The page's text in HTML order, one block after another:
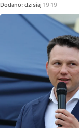
Dodano: dzisiaj 19:19